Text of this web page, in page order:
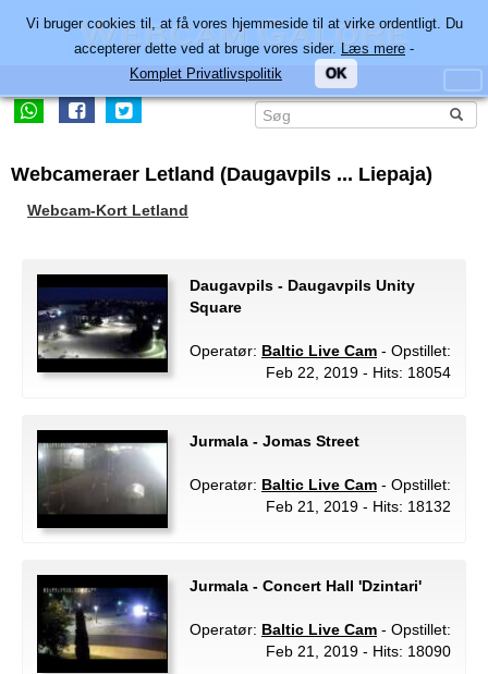
Webcameraer Letland (Daugavpils ... Liepaja)
Webcam-Kort Letland
Daugavpils - Daugavpils Unity
Square
Operatør: Baltic Live Cam - Opstillet:
Feb 22, 2019 - Hits: 18054
Jurmala - Jomas Street
Operatør: Baltic Live Cam - Opstillet:
Feb 21, 2019 - Hits: 18132
Jurmala - Concert Hall 'Dzintari'
Operatør: Baltic Live Cam - Opstillet:
Feb 21, 2019 - Hits: 18090
Vi bruger cookies til, at få vores hjemmeside til at virke ordentligt. Du
accepterer dette ved at bruge vores sider. Læs mere -
Komplet Privatlivspolitik
OK